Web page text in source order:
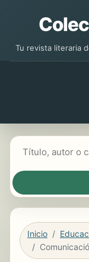
Tu revista literaria
Inicio